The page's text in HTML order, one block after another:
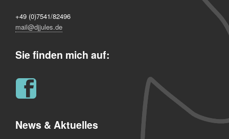
+49 (0)7541/82496
mail@djjules.de
Sie finden mich auf:
News & Aktuelles